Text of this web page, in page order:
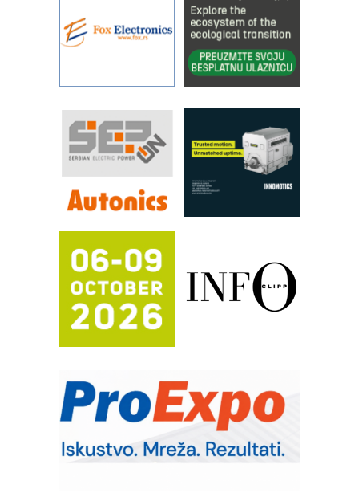
YAMADA pumpe – japanska
pouzdanost u transferu fluida
Filtration Group Industrial – Napredna
rešenja za filtraciju u hidrauličkim i
RILINEX kompanije Rittal
FANUC: Najbolje za vašu pametnu
automatizaciju
Efikasno upravljanje energijom
Automatizacija pakovanja · Display
Potpuna efikasnost bez složenih
sistema
Trajna oznaka kao dugoročna korist
Bezbednost na prvom mestu!
IB BLUMENAUER - više od 40 godina
poverenja u industriji
– Pametna signalizacija za efikasnije
upravljanje mašinama
Sigurnije ispitivanje transformatora u
solarnim elektranama i vetroparkovima
Pranje točkova na gradilištu- standard